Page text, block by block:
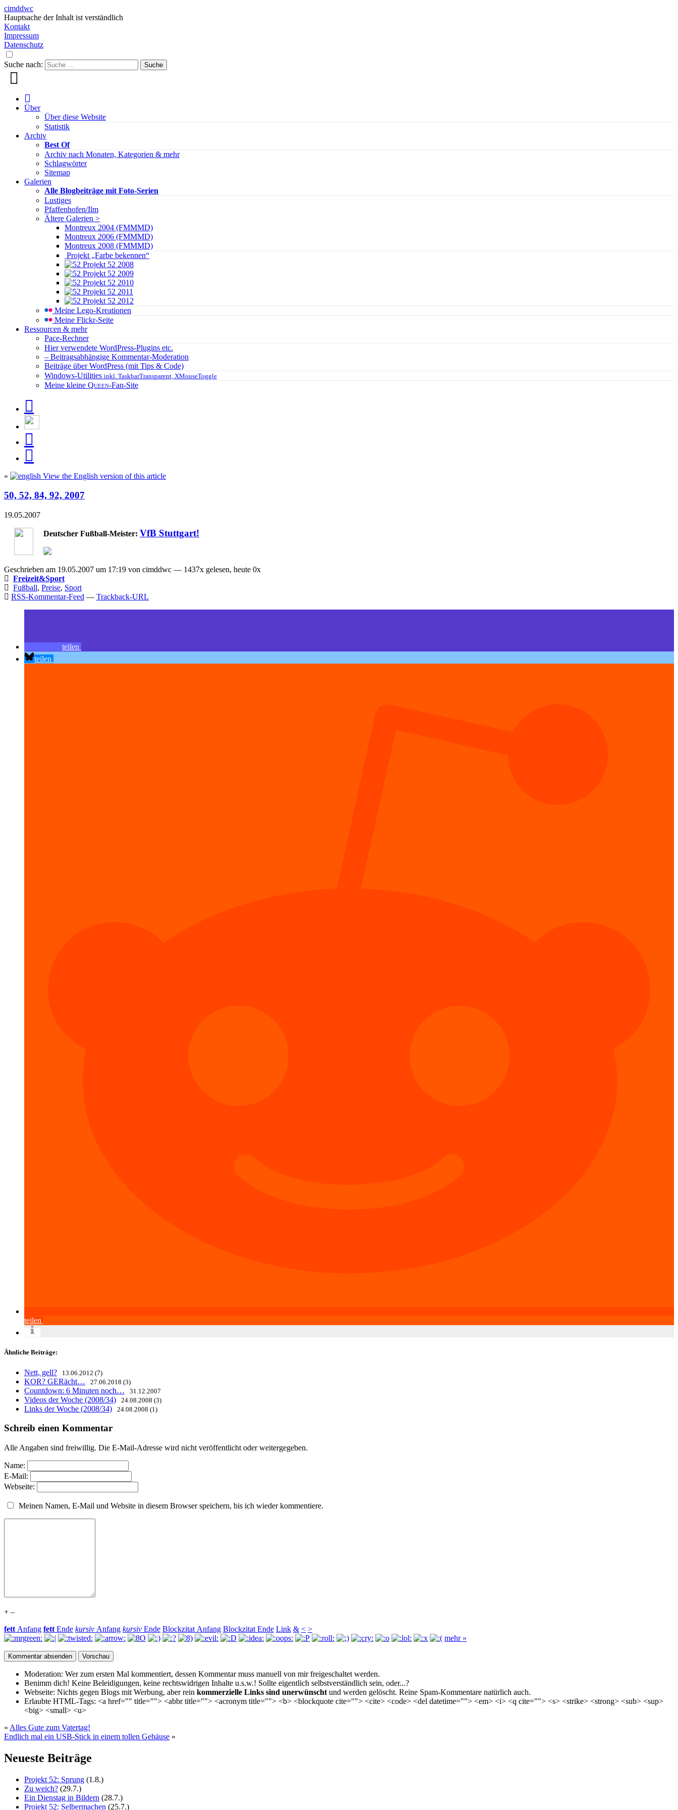
cimddwc
Hauptsache der Inhalt ist verständlich
Kontakt
Impressum
Datenschutz
Suche nach:
Über
Über diese Website
Statistik
Archiv
Best Of
Archiv nach Monaten, Kategorien & mehr
Schlagwörter
Sitemap
Galerien
Alle Blogbeiträge mit Foto-Serien
Lustiges
Pfaffenhofen/Ilm
Ältere Galerien >
Montreux 2004 (FMMMD)
Montreux 2006 (FMMMD)
Montreux 2008 (FMMMD)
Projekt „Farbe bekennen“
Projekt 52 2008
Projekt 52 2009
Projekt 52 2010
Projekt 52 2011
Projekt 52 2012
Meine Lego-Kreationen
Meine Flickr-Seite
Ressourcen & mehr
Pace-Rechner
Hier verwendete WordPress-Plugins etc.
– Beitragsabhängige Kommentar-Moderation
Beiträge über WordPress (mit Tips & Code)
Windows-Utilities inkl. TaskbarTransparent, XMouseToggle
Meine kleine Queen-Fan-Site
» View the English version of this article
50, 52, 84, 92, 2007
19.05.2007
Deutscher Fußball-Meister: VfB Stuttgart!
Geschrieben am 19.05.2007 um 17:19 von cimddwc — 1437x gelesen, heute 0x
Freizeit&Sport
Fußball, Preise, Sport
RSS-Kommentar-Feed — Trackback-URL
teilen
teilen
teilen
Ähnliche Beiträge:
Nett, gell? 13.06.2012 (7)
KOR? GERächt… 27.06.2018 (3)
Countdown: 6 Minuten noch… 31.12.2007
Videos der Woche (2008/34) 24.08.2008 (3)
Links der Woche (2008/34) 24.08.2008 (1)
Schreib einen Kommentar
Alle Angaben sind freiwillig. Die E-Mail-Adresse wird nicht veröffentlicht oder weitergegeben.
Name:
E-Mail:
Webseite:
Meinen Namen, E-Mail und Website in diesem Browser speichern, bis ich wieder kommentiere.
+ –
fett Anfang fett Ende kursiv Anfang kursiv Ende Blockzitat Anfang Blockzitat Ende Link & < >
mehr »
Moderation: Wer zum ersten Mal kommentiert, dessen Kommentar muss manuell von mir freigeschaltet werden.
Benimm dich! Keine Beleidigungen, keine rechtswidrigen Inhalte u.s.w.! Sollte eigentlich selbst­verständlich sein, oder...?
Webseite: Nichts gegen Blogs mit Werbung, aber rein kommerzielle Links sind unerwünscht und werden gelöscht. Reine Spam-Kommentare natürlich auch.
Erlaubte HTML-Tags: <a href="" title=""> <abbr title=""> <acronym title=""> <b> <blockquote cite=""> <cite> <code> <del datetime=""> <em> <i> <q cite=""> <s> <strike> <strong> <sub> <sup>
<big> <small> <u>
« Alles Gute zum Vatertag!
Endlich mal ein USB-Stick in einem tollen Gehäuse »
Neueste Beiträge
Projekt 52: Sprung (1.8.)
Zu weich? (29.7.)
Ein Dienstag in Bildern (28.7.)
Projekt 52: Selbermachen (25.7.)